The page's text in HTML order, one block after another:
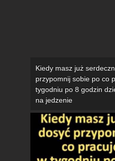
Kiedy masz już
przypomnij sobie po co
tygodniu po 8 godzin
na jedzenie